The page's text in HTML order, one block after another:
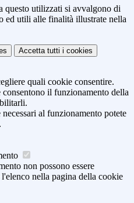
questo utilizzati si avvalgono di
ed utili alle finalità illustrate nella
Accetta tutti i cookies
quali cookie consentire.
il funzionamento della
al funzionamento potete
.
non possono essere
nella pagina della cookie